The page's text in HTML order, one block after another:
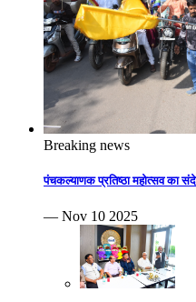
Breaking news
पंचकल्याणक प्रतिष्ठा महोत्सव का
— Nov 10 2025